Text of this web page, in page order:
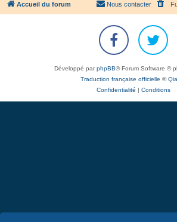
Accueil du forum Nous contacter
Développé parphpBB® Forum Software ©
Traduction française officielle ©
Confidentialité
Conditions